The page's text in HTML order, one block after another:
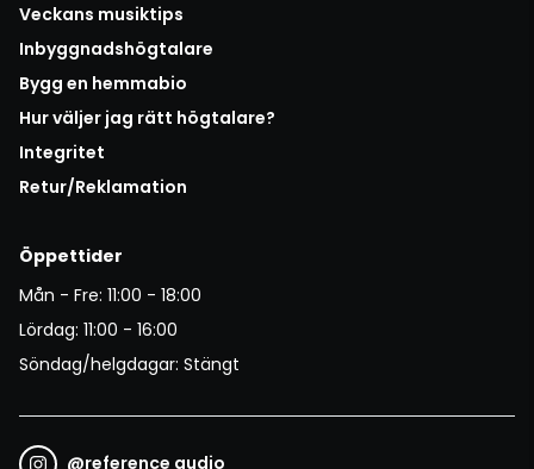
Veckans musiktips
Inbyggnadshögtalare
Bygg en hemmabio
Hur väljer jag rätt högtalare?
Integritet
Retur/Reklamation
Öppettider
Mån - Fre: 11:00 - 18:00
Lördag: 11:00 - 16:00
Söndag/helgdagar: Stängt
@reference audio